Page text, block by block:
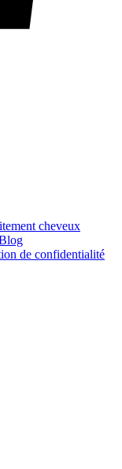
cheveux
de confidentialité